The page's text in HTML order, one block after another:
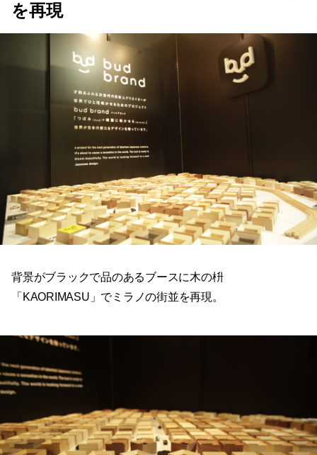
を再現
背景がブラックで品のあるブースに木の枡
「KAORIMASU」でミラノの街並を再現。